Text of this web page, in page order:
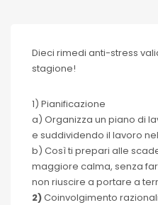
Dieci rimedi anti-stress
stagione!
1) Pianificazione
a) Organizza un piano di
e suddividendo il lavoro
b) Così ti prepari alle
maggiore calma, senza
non riuscire a portare a
2)Coinvolgimento